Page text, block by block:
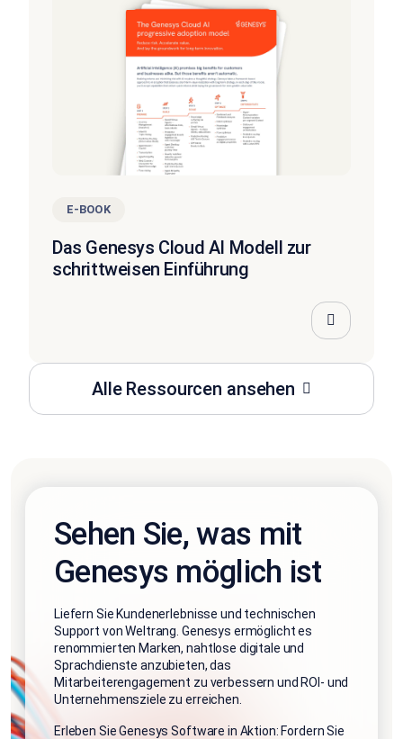
Alle Ressourcen ansehen
E-BOOK
Das Genesys Cloud AI Modell zur
schrittweisen Einführung
Sehen Sie, was mit
Genesys möglich ist
Liefern Sie Kundenerlebnisse und technischen
Support von Weltrang. Genesys ermöglicht es
renommierten Marken, nahtlose digitale und
Sprachdienste anzubieten, das
Mitarbeiterengagement zu verbessern und ROI- und
Unternehmensziele zu erreichen.
Erleben Sie Genesys Software in Aktion: Fordern Sie